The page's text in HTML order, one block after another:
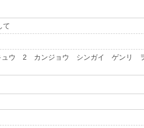
て
ウ 2 カンジョウ シンガイ ゲンリ